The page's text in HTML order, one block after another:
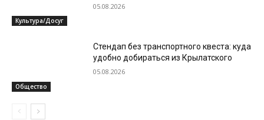
Культура/Досуг
05.08.2026
Общество
Стендап без транспортного квеста: куда
удобно добираться из Крылатского
05.08.2026